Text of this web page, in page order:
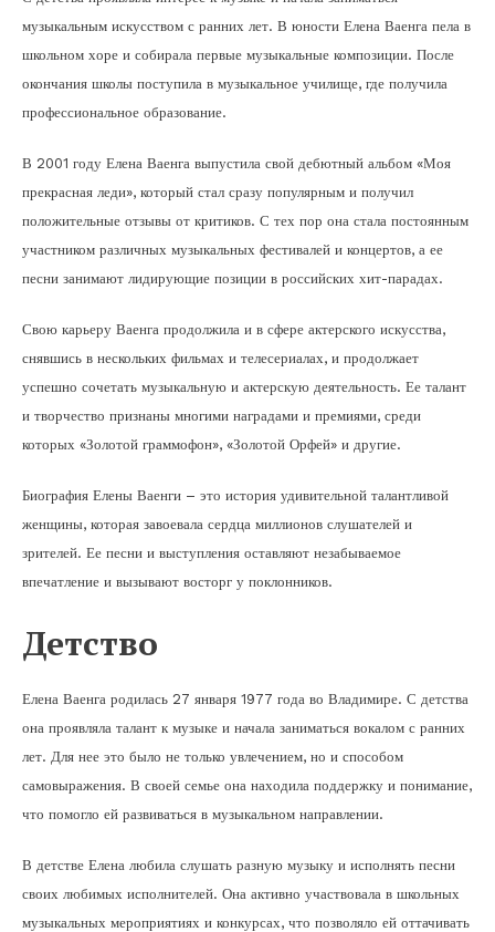
музыкальным искусством с ранних лет. В юности Елена Ваенга пела в
школьном хоре и собирала первые музыкальные композиции. После
окончания школы поступила в музыкальное училище, где получила
профессиональное образование.
В 2001 году Елена Ваенга выпустила свой дебютный альбом «Моя
прекрасная леди», который стал сразу популярным и получил
положительные отзывы от критиков. С тех пор она стала постоянным
участником различных музыкальных фестивалей и концертов, а ее
песни занимают лидирующие позиции в российских хит-парадах.
Свою карьеру Ваенга продолжила и в сфере актерского искусства,
снявшись в нескольких фильмах и телесериалах, и продолжает
успешно сочетать музыкальную и актерскую деятельность. Ее талант
и творчество признаны многими наградами и премиями, среди
которых «Золотой граммофон», «Золотой Орфей» и другие.
Биография Елены Ваенги – это история удивительной талантливой
женщины, которая завоевала сердца миллионов слушателей и
зрителей. Ее песни и выступления оставляют незабываемое
впечатление и вызывают восторг у поклонников.
Детство
Елена Ваенга родилась 27 января 1977 года во Владимире. С детства
она проявляла талант к музыке и начала заниматься вокалом с ранних
лет. Для нее это было не только увлечением, но и способом
самовыражения. В своей семье она находила поддержку и понимание,
что помогло ей развиваться в музыкальном направлении.
В детстве Елена любила слушать разную музыку и исполнять песни
своих любимых исполнителей. Она активно участвовала в школьных
музыкальных мероприятиях и конкурсах, что позволяло ей оттачивать